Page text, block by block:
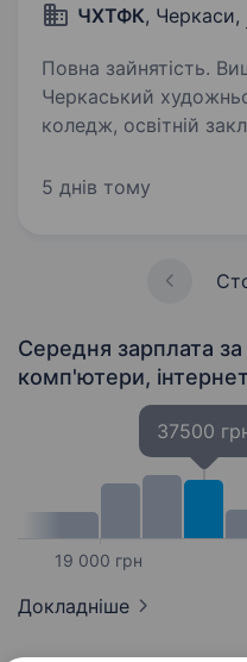
ЧХТФК, Черкаси,
Повна зайнятість. Вища
Черкаський
коледж, освітній
викликів і сприяє
5 днів тому
Середня зарплата за
комп'ютери,
19 000 грн
37500
Докладніше